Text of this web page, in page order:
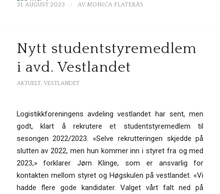
31. AUGUST 2023 / AV MONICA FLATERÅS
Nytt studentstyremedlem
i avd. Vestlandet
AKTUELT, VESTLANDET
Logistikkforeningens avdeling vestlandet har sent, men
godt, klart å rekrutere et studentstyremedlem til
sesongen 2022/2023. «Selve rekrutteringen skjedde på
slutten av 2022, men hun kommer inn i styret fra og med
2023,» forklarer Jørn Klinge, som er ansvarlig for
kontakten mellom styret og Høgskulen på vestlandet. «Vi
hadde flere gode kandidater. Valget vårt falt ned på